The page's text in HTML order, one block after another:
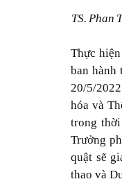
TS. Phan
Thực
ban hành
20/5/
hóa và
trong
Trưởng
quật sẽ
thao và